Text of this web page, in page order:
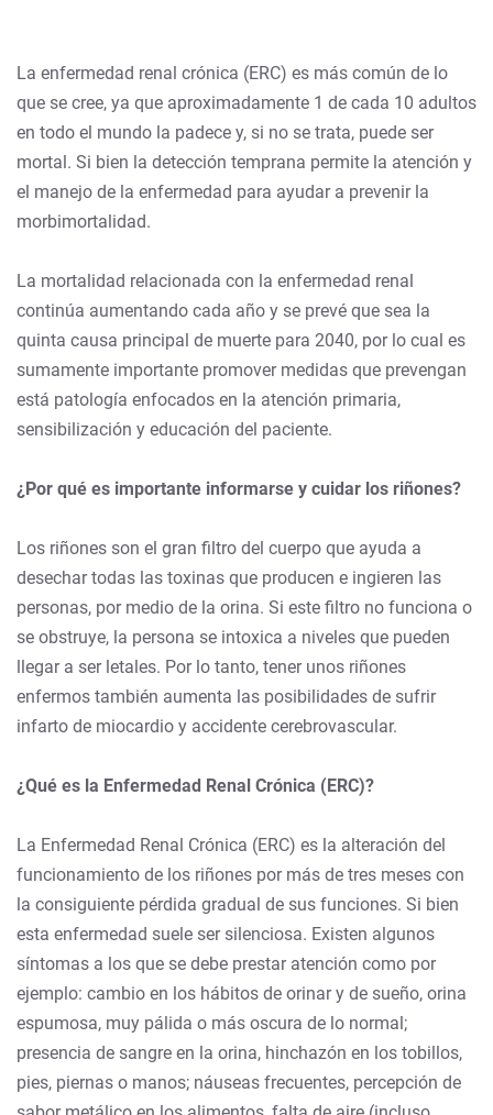
La enfermedad renal crónica (ERC) es más común de lo
que se cree, ya que aproximadamente 1 de cada 10 adultos
en todo el mundo la padece y, si no se trata, puede ser
mortal. Si bien la detección temprana permite la atención y
el manejo de la enfermedad para ayudar a prevenir la
morbimortalidad.
La mortalidad relacionada con la enfermedad renal
continúa aumentando cada año y se prevé que sea la
quinta causa principal de muerte para 2040, por lo cual es
sumamente importante promover medidas que prevengan
está patología enfocados en la atención primaria,
sensibilización y educación del paciente.
¿Por qué es importante informarse y cuidar los riñones?
Los riñones son el gran filtro del cuerpo que ayuda a
desechar todas las toxinas que producen e ingieren las
personas, por medio de la orina. Si este filtro no funciona o
se obstruye, la persona se intoxica a niveles que pueden
llegar a ser letales. Por lo tanto, tener unos riñones
enfermos también aumenta las posibilidades de sufrir
infarto de miocardio y accidente cerebrovascular.
¿Qué es la Enfermedad Renal Crónica (ERC)?
La Enfermedad Renal Crónica (ERC) es la alteración del
funcionamiento de los riñones por más de tres meses con
la consiguiente pérdida gradual de sus funciones. Si bien
esta enfermedad suele ser silenciosa. Existen algunos
síntomas a los que se debe prestar atención como por
ejemplo: cambio en los hábitos de orinar y de sueño, orina
espumosa, muy pálida o más oscura de lo normal;
presencia de sangre en la orina, hinchazón en los tobillos,
pies, piernas o manos; náuseas frecuentes, percepción de